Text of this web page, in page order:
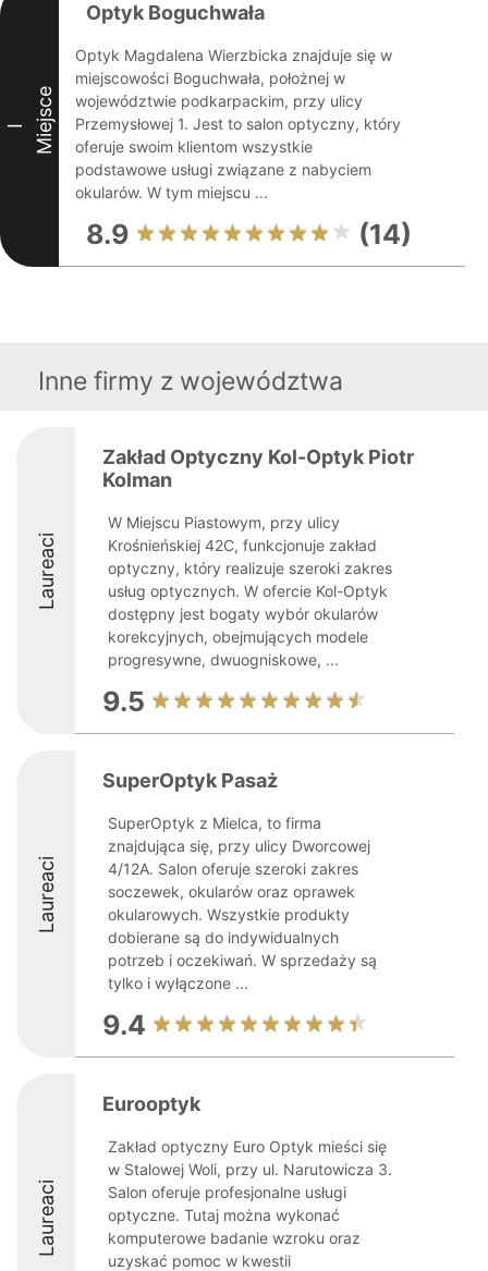
I Miejsce
Optyk Boguchwała
Optyk Magdalena Wierzbicka znajduje się w
miejscowości Boguchwała, położnej w
województwie podkarpackim, przy ulicy
Przemysłowej 1. Jest to salon optyczny, który
oferuje swoim klientom wszystkie
podstawowe usługi związane z nabyciem
okularów. W tym miejscu ...
8.9 (14)
Inne firmy z województwa
Laureaci
Zakład Optyczny Kol-Optyk Piotr
Kolman
W Miejscu Piastowym, przy ulicy
Krośnieńskiej 42C, funkcjonuje zakład
optyczny, który realizuje szeroki zakres
usług optycznych. W ofercie Kol-Optyk
dostępny jest bogaty wybór okularów
korekcyjnych, obejmujących modele
progresywne, dwuogniskowe, ...
9.5
Laureaci
SuperOptyk Pasaż
SuperOptyk z Mielca, to firma
znajdująca się, przy ulicy Dworcowej
4/12A. Salon oferuje szeroki zakres
soczewek, okularów oraz oprawek
okularowych. Wszystkie produkty
dobierane są do indywidualnych
potrzeb i oczekiwań. W sprzedaży są
tylko i wyłączone ...
9.4
Laureaci
Eurooptyk
Zakład optyczny Euro Optyk mieści się
w Stalowej Woli, przy ul. Narutowicza 3.
Salon oferuje profesjonalne usługi
optyczne. Tutaj można wykonać
komputerowe badanie wzroku oraz
uzyskać pomoc w kwestii